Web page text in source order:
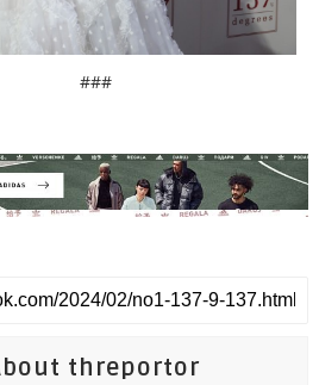
threportor